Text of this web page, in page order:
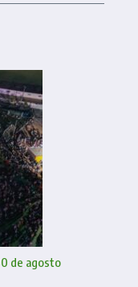
de agosto